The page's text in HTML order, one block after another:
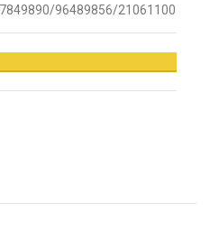
96489856/21061100